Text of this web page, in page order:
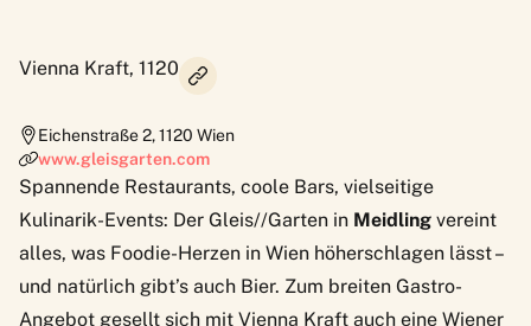
Vienna Kraft, 1120
Eichenstraße 2,1120 Wien
www.gleisgarten.com
Spannende Restaurants, coole Bars, vielseitige
Kulinarik-Events: Der Gleis//Garten in Meidling vereint
alles, was Foodie-Herzen in Wien höherschlagen lässt –
und natürlich gibt’s auch Bier. Zum breiten Gastro-
Angebot gesellt sich mit Vienna Kraft auch eine Wiener